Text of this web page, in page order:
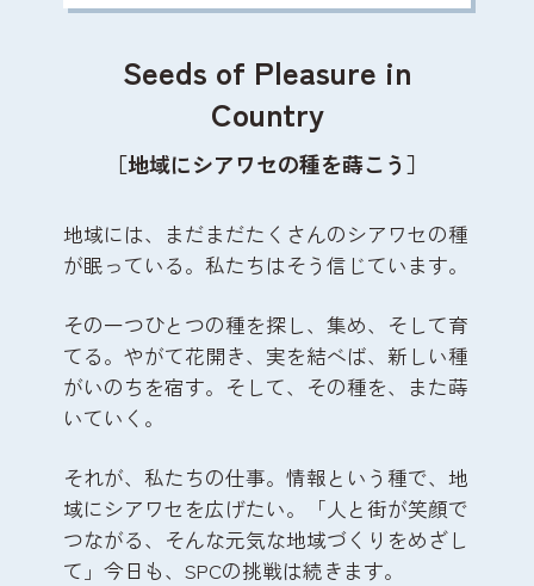
Seeds of Pleasure in
Country
［地域にシアワセの種を蒔こう］
地域には、まだまだたくさんのシアワセの種
が眠っている。 私たちはそう信じています。
その一つひとつの種を探し、集め、そして育
てる。 やがて花開き、実を結べば、新しい種
がいのちを宿す。 そして、その種を、また蒔
いていく。
それが、私たちの仕事。 情報という種で、地
域にシアワセを広げたい。
「人と街が笑顔で
つながる、そんな元気な地域づくりをめざし
て」 今日も、SPCの挑戦は続きます。